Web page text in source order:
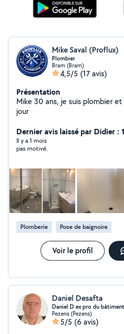
Mike Saval (Proflux)
Plombier
Bram (Bram)
4,5/5 (17 avis)
Présentation
Mike 30 ans, je suis plombier
jour
Dernier avis laissé par Didier :
Il y a 1 mois
pas motivé.
Plomberie Pose de baignoire
Voir le profil
Daniel Desafta
Daniel D ex pro du bâtiment
Pezens (Pezens)
5/5 (6 avis)